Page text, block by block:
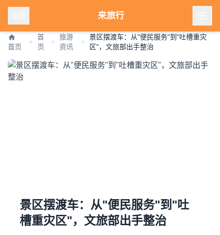
来旅行
首页
首
页
旅游
资讯
景区摆渡车：从"便民服务"到"吐槽重灾
区"，文旅部出手整治
景区摆渡车：从"便民服务"到"吐
槽重灾区"，文旅部出手整治